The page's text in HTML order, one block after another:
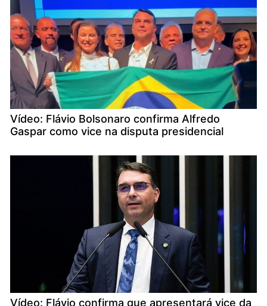
Vídeo: Flávio Bolsonaro confirma Alfredo
Gaspar como vice na disputa presidencial
Vídeo: Flávio confirma que apresentará vice da